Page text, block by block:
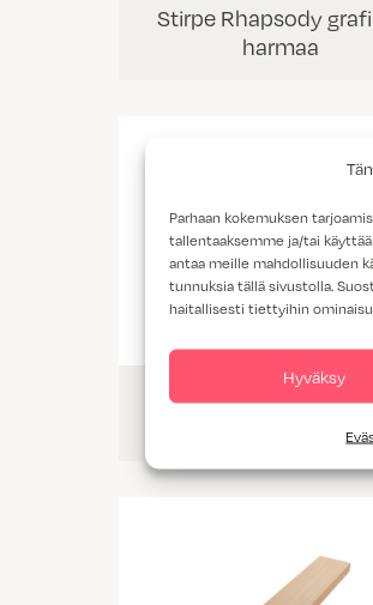
Parhaan kokemuksen
tallentaaksemme ja/tai
antaa meille mahdollisuuden
tunnuksia tällä sivustolla.
haitallisesti tiettyihin
Hyväksy
Stirpe Rhapsody
harmaa
Stirpe Slim musta